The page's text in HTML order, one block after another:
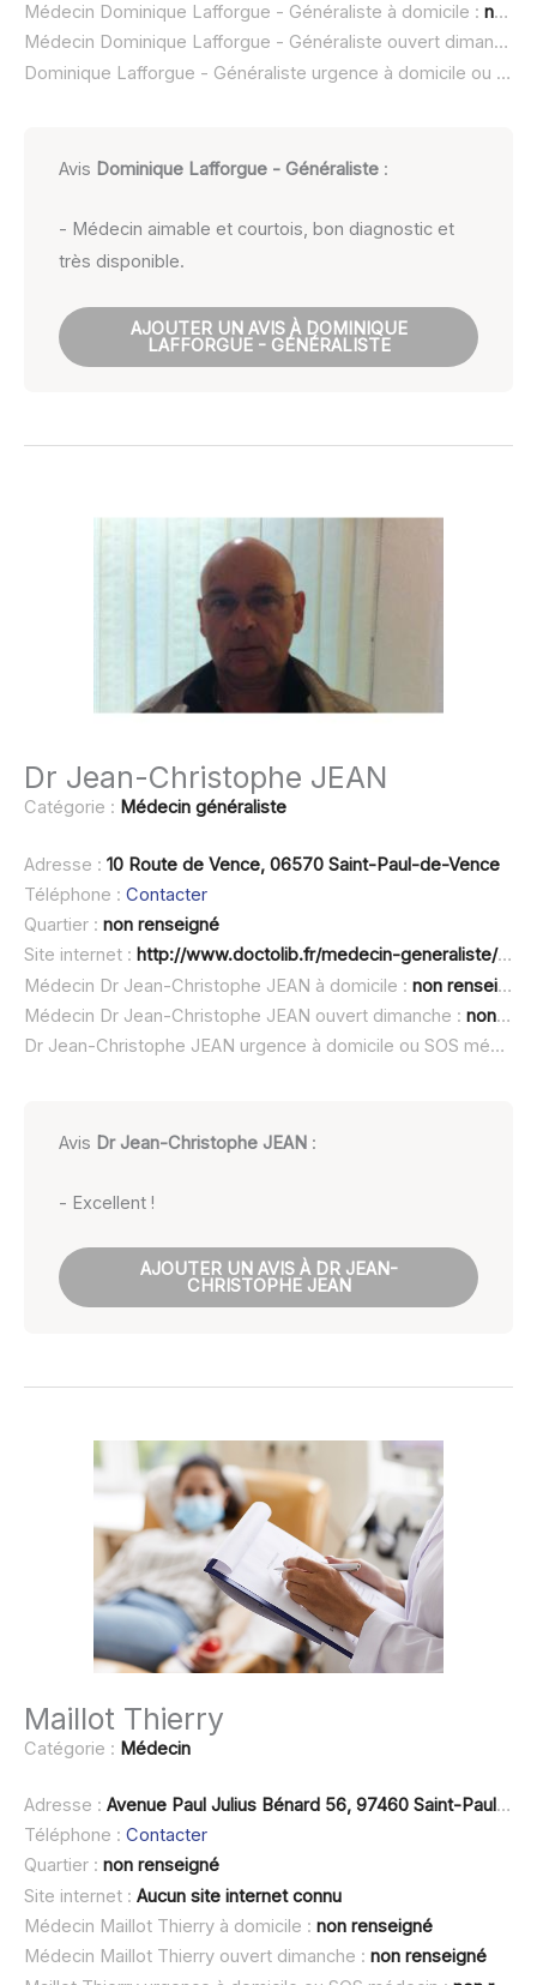
Médecin Dominique Lafforgue - Généraliste à domicile : non renseigné
Médecin Dominique Lafforgue - Généraliste ouvert dimanche :
Dominique Lafforgue - Généraliste urgence à domicile ou SOS médecin :
Avis Dominique Lafforgue - Généraliste :
- Médecin aimable et courtois, bon diagnostic et
très disponible.
AJOUTER UN AVIS À DOMINIQUE
LAFFORGUE - GÉNÉRALISTE
Dr Jean-Christophe JEAN
Catégorie : Médecin généraliste
Adresse : 10 Route de Vence, 06570 Saint-Paul-de-Vence
Téléphone : Contacter
Quartier : non renseigné
Site internet : http://www.doctolib.fr/medecin-generaliste/saint-paul-de-vence/jean-christophe-jean-saint-paul-de-vence
Médecin Dr Jean-Christophe JEAN à domicile : non renseigné
Médecin Dr Jean-Christophe JEAN ouvert dimanche : non renseigné
Dr Jean-Christophe JEAN urgence à domicile ou SOS médecin :
Avis Dr Jean-Christophe JEAN :
- Excellent !
AJOUTER UN AVIS À DR JEAN-
CHRISTOPHE JEAN
Maillot Thierry
Catégorie : Médecin
Adresse : Avenue Paul Julius Bénard 56, 97460 Saint-Paul-de-Vence
Téléphone : Contacter
Quartier : non renseigné
Site internet : Aucun site internet connu
Médecin Maillot Thierry à domicile : non renseigné
Médecin Maillot Thierry ouvert dimanche : non renseigné